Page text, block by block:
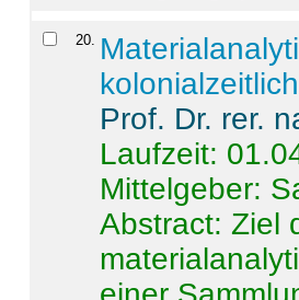
20
Prof. Dr. rer.
Laufzeit:
Mittelgeber:
Abstract:Ziel